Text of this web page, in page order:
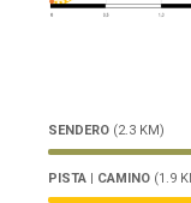
SENDERO (2.3 KM)
PISTA | CAMINO (1.9